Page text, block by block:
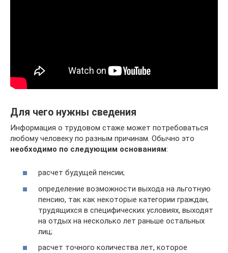
Для чего нужны сведения
Информация о трудовом стаже может потребоваться
любому человеку по разным причинам. Обычно это
необходимо по следующим основаниям:
расчет будущей пенсии;
определение возможности выхода на льготную
пенсию, так как некоторые категории граждан,
трудящихся в специфических условиях, выходят
на отдых на несколько лет раньше остальных
лиц;
расчет точного количества лет, которое